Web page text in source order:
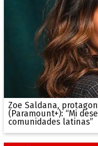
Zoe Saldana,
(Paramount+): “Mi
comunidades latinas”